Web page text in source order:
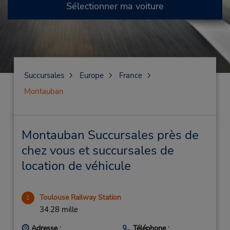
Sélectionner ma voiture
Succursales Europe
France
Montauban
Montauban Succursales près de
chez vous et succursales de
location de véhicule
1 Toulouse Railway Station
34.28 mille